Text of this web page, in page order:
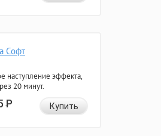
Софт
наступление эффекта,
20 минут.
Р Купить